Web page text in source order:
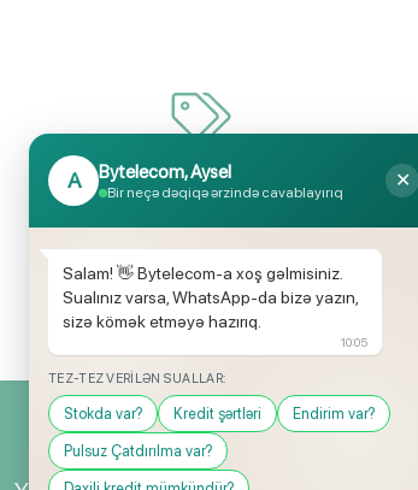
İnanılmaz uyğun qiymətlər
idxalçısı olaraq satış qiymətlərinin aşağı
olmasını rahatlıqla təmin edə bilirik.
A Bytelecom, Aysel
Bir neçə dəqiqə ərzində cavablayırıq
✕
Salam! 👋 Bytelecom-a xoş gəlmisiniz.
Sualınız varsa, WhatsApp-da bizə yazın,
sizə kömək etməyə hazırıq.
10:05
TEZ-TEZ VERILƏN SUALLAR:
Stokda var? Kredit şərtləri Endirim var?
Pulsuz Çatdırılma var?